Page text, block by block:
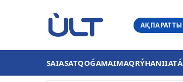
SAIASATQOǴAMAIMAQRÝHANIIAT